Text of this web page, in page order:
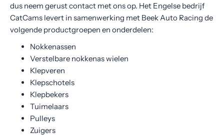
dus neem gerust contact met ons op. Het Engelse bedrijf
CatCams levert in samenwerking met Beek Auto Racing de
volgende productgroepen en onderdelen:
Nokkenassen
Verstelbare nokkenas wielen
Klepveren
Klepschotels
Klepbekers
Tuimelaars
Pulleys
Zuigers